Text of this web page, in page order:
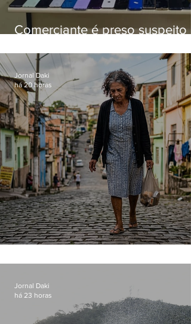
Comerciante é preso suspeito
loja
Jornal Daki
há 20 horas
Jornal Daki
há 23 horas